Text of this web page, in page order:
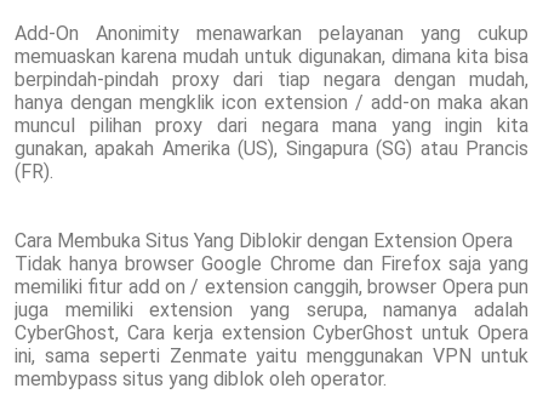
Add-On Anonimity menawarkan pelayanan yang cukup
memuaskan karena mudah untuk digunakan, dimana kita bisa
berpindah-pindah proxy dari tiap negara dengan mudah,
hanya dengan mengklik icon extension / add-on maka akan
muncul pilihan proxy dari negara mana yang ingin kita
gunakan, apakah Amerika (US), Singapura (SG) atau Prancis
(FR).
Cara Membuka Situs Yang Diblokir dengan Extension Opera
Tidak hanya browser Google Chrome dan Firefox saja yang
memiliki fitur add on / extension canggih, browser Opera pun
juga memiliki extension yang serupa, namanya adalah
CyberGhost, Cara kerja extension CyberGhost untuk Opera
ini, sama seperti Zenmate yaitu menggunakan VPN untuk
membypass situs yang diblok oleh operator.